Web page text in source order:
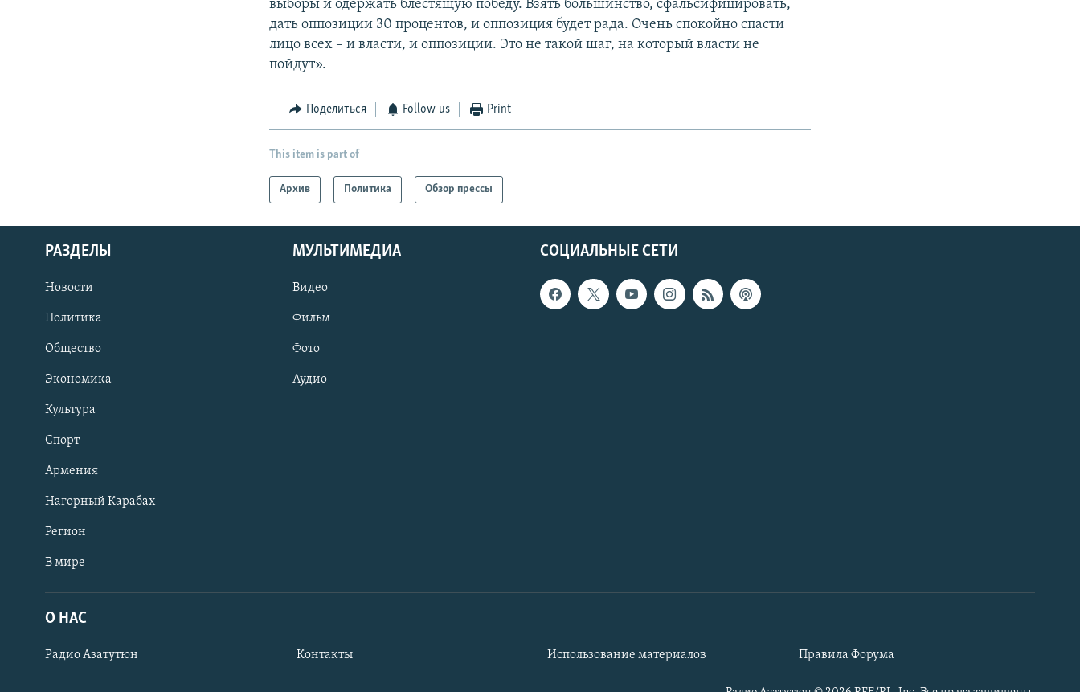
выборы и одержать блестящую победу. Взять большинство, сфальсифицировать,
дать оппозиции 30 процентов, и оппозиция будет рада. Очень спокойно спасти
лицо всех – и власти, и оппозиции. Это не такой шаг, на который власти не
пойдут».
Поделиться Follow us Print
This item is part of
Архив Политика Обзор прессы
СОЦИАЛЬНЫЕ СЕТИ
РАЗДЕЛЫ
Новости
Политика
Общество
Экономика
Культура
Спорт
Армения
Нагорный Карабах
Регион
В мире
МУЛЬТИМЕДИА
Видео
Фильм
Фото
Аудио
О НАС
Радио Азатутюн Контакты Использование материалов Правила Форума